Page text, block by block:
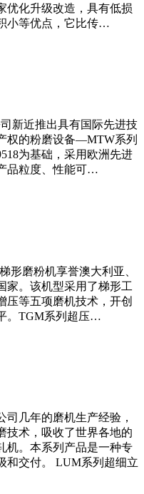
优化升级改造，具有低损
小等优点，它比传…
新近推出具有国际先进技
权的粉磨设备—MTW系列
为基础，采用欧洲先进
品粒度、性能可…
形磨粉机享誉澳大利亚、
家。该机型采用了梯形工
压等五项磨机技术，开创
。TGM系列超压…
几年的磨机生产经验，
技术，吸收了世界各地的
机。本系列产品是一种专
和交付。 LUM系列超细立